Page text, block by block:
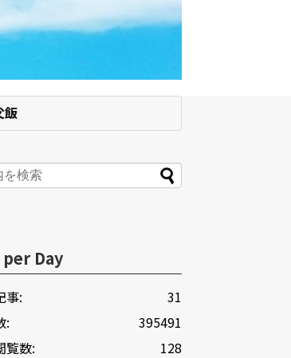
飯
Day
31
事:
395491
:
128
覧数: